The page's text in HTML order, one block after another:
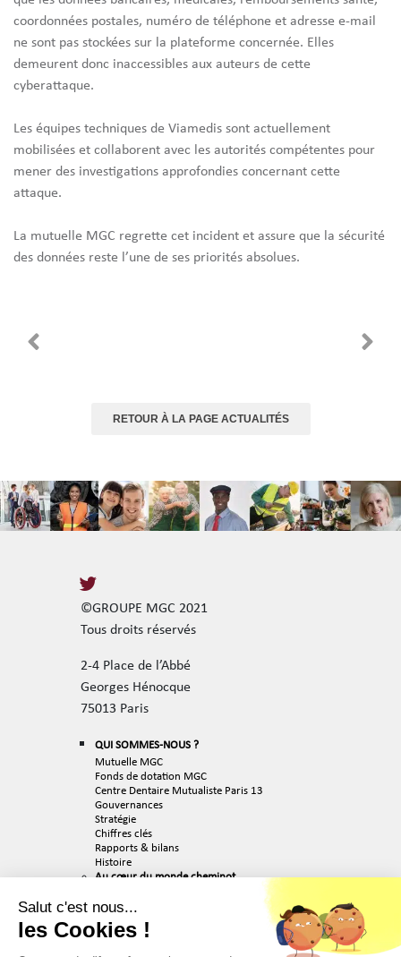
coordonnées postales, numéro de téléphone et adresse e-mail
ne sont pas stockées sur la plateforme concernée. Elles
demeurent donc inaccessibles aux auteurs de cette
cyberattaque.
Les équipes techniques de Viamedis sont actuellement
mobilisées et collaborent avec les autorités compétentes pour
mener des investigations approfondies concernant cette
attaque.
La mutuelle MGC regrette cet incident et assure que la sécurité
des données reste l’une de ses priorités absolues.
RETOUR À LA PAGE ACTUALITÉS
©GROUPE MGC 2021
Tous droits réservés
2-4 Place de l’Abbé
Georges Hénocque
75013 Paris
QUI SOMMES-NOUS ?
Mutuelle MGC
Fonds de dotation MGC
Centre Dentaire Mutualiste Paris 13
Gouvernances
Stratégie
Chiffres clés
Rapports & bilans
Histoire
Au cœur du monde cheminot
Team MGC
ACTUALITÉS
Salut c'est nous...
les Cookies !